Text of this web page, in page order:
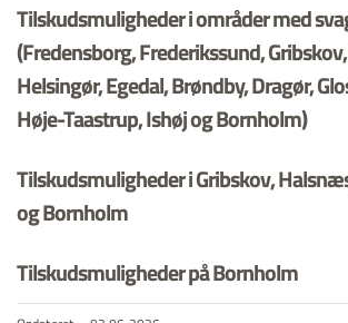
Tilskudsmuligheder i områder med
(Fredensborg, Frederikssund,
Helsingør, Egedal, Brøndby, Dragør,
Høje-Taastrup, Ishøj og Bornholm)
Tilskudsmuligheder i Gribskov,
og Bornholm
Tilskudsmuligheder på Bornholm